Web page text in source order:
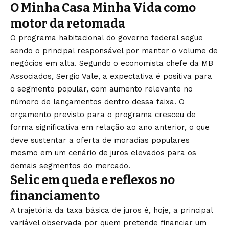
O Minha Casa Minha Vidacomo
motor da retomada
O programa habitacional do governo federal segue
sendo o principal responsável por manter o volume de
negócios em alta. Segundo o economista chefe da MB
Associados, Sergio Vale, a expectativa é positiva para
o segmento popular, com aumento relevante no
número de lançamentos dentro dessa faixa. O
orçamento previsto para o programa cresceu de
forma significativa em relação ao ano anterior, o que
deve sustentar a oferta de moradias populares
mesmo em um cenário de juros elevados para os
demais segmentos do mercado.
Selic em queda ereflexos no
financiamento
A trajetória da taxa básica de juros é, hoje, a principal
variável observada por quem pretende financiar um